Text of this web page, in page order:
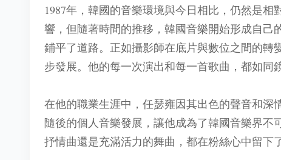
1987年，韓國的音樂環境與今日相比，仍然是
響，但隨著時間的推移，韓國音樂開始形成自
鋪平了道路。正如攝影師在底片與數位之間的
步發展。他的每一次演出和每一首歌曲，都如同
在他的職業生涯中，任瑟雍因其出色的聲音和
隨後的個人音樂發展，讓他成為了韓國音樂界
抒情曲還是充滿活力的舞曲，都在粉絲心中留下